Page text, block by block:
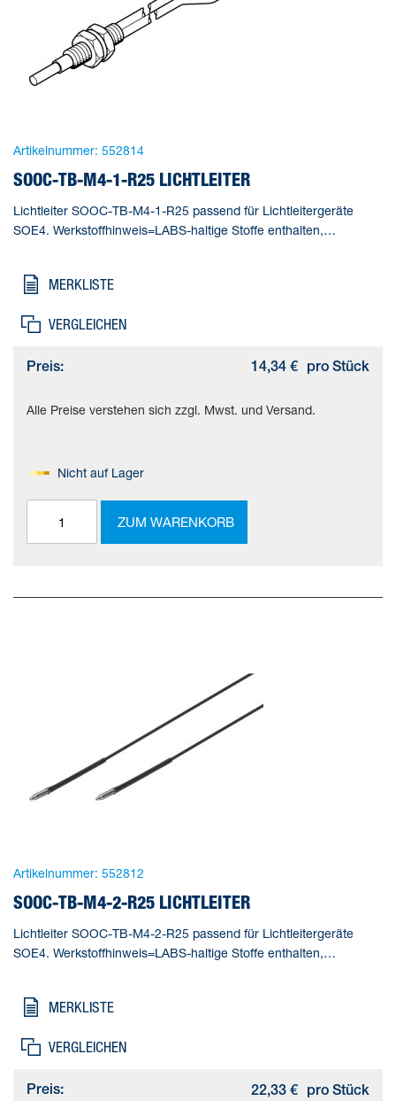
Artikelnummer: 552814
SOOC-TB-M4-1-R25 LICHTLEITER
Lichtleiter SOOC-TB-M4-1-R25 passend für Lichtleitergeräte
SOE4. Werkstoffhinweis=LABS-haltige Stoffe enthalten,
Besonderheit=Standard, Reichweite=400 mm
MERKLISTE
VERGLEICHEN
Preis: 14,34 € pro Stück
Alle Preise verstehen sich zzgl. Mwst. und Versand.
Nicht auf Lager
ZUM WARENKORB
Artikelnummer: 552812
SOOC-TB-M4-2-R25 LICHTLEITER
Lichtleiter SOOC-TB-M4-2-R25 passend für Lichtleitergeräte
SOE4. Werkstoffhinweis=LABS-haltige Stoffe enthalten,
Besonderheit=Standard, Reichweite=400 mm
MERKLISTE
VERGLEICHEN
Preis: 22,33 € pro Stück